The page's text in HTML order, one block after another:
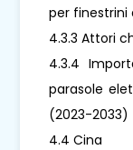
per finestrini
4.3.3 Attori
4.3.4
parasole
(2023-2033)
4.4 Cina